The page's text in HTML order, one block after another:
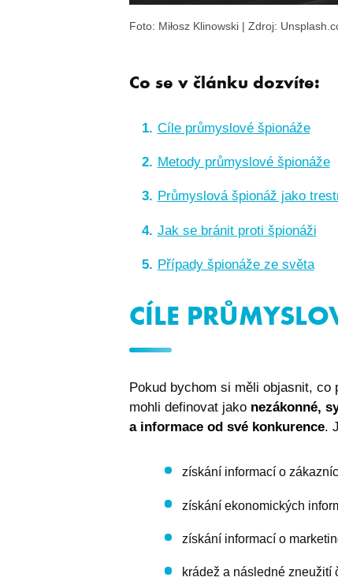
Foto: Miłosz Klinowski | Zdroj:
Co se v článku dozvíte:
Cíle průmyslové špionáže
Metody průmyslové špionáže
Průmyslová špionáž jako
Jak se bránit proti špionáži
Případy špionáže ze světa
CÍLE
Pokud bychom si měli objasnit,
mohli definovat jako nezákonné,
a informace od své konkurence.
získání informací o
získání ekonomických
získání informací o
krádež a následné zneužití